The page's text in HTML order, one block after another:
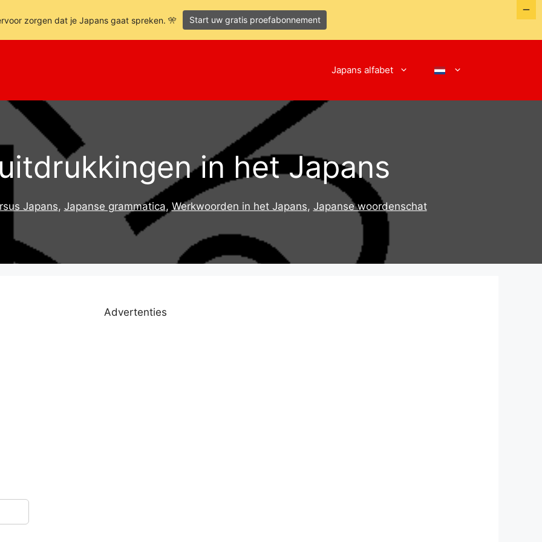
Japans alfabet
in het Japans
Japans, Japanse grammatica, Werkwoorden in het Japans, Japanse woordenschat
Advertenties
zorgen dat je Japans gaat spreken. 🎌 Start uw gratis proefabonnement